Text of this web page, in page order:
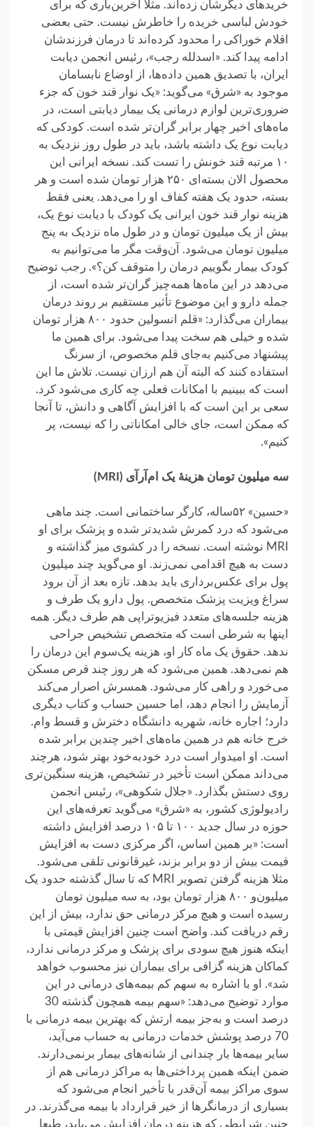
خریدهای دیگرشان زده‌‌اند. مثلا آخرین‌باری که برای
خودش لباسی خریده را خاطرش نیست. حتی بعضی
اقلام خوراکی را محدود کرده‌اند تا درمان فرزندشان
ادامه پیدا کند. «اسدلله رجب»، رئیس انجمن دیابت
ایران، با تصدیق همین داده‌ها، از اوضاع نابسامان
موجود به «شرق» می‌گوید: «یک نوار قند خون که جزء
ضروری‌ترین لوازم درمانی یک بیمار دیابتی است، در
ماه‌های اخیر چهار برابر گران‌تر شده است. کودکی که
دیابت نوع یک داشته باشد، باید در طول روز نزدیک به
۱۰ مرتبه قند خونش را تست کند. نسخه ایرانی این
محصول الان بسته‌ای ۲۵۰ هزار تومان شده است و هر
بسته، حدود یک هفته کفاف او را می‌دهد. یعنی فقط
هزینه نوار قند خون ایرانی یک کودک با دیابت نوع یک،
بیش از یک میلیون تومان و در طول ماه نزدیک به پنج
میلیون تومان می‌شود. آن‌وقت مگر ما می‌توانیم به
کودک بیمار بگوییم درمان را متوقف کن؟». رجب توضیح
می‌دهد در این ماه‌ها همه‌چیز گران‌تر شده است، از
جمله دارو و این موضوع تأثیر مستقیم بر روند درمان
بیماران می‌گذارد: «قلم انسولین حدود ۸۰۰ هزار تومان
شده‌ و خیلی هم سخت پیدا می‌شود. برای همین ما
پیشنهاد می‌کنیم به‌جای قلم مخصوص، از سرنگ
استفاده کنند که البته آن هم ارزان نیست. تلاش ما این
است که ببینیم با امکانات فعلی چه کاری می‌شود کرد.
سعی بر این است که با افزایش آگاهی و دانش، تا آنجا
که ممکن است، جای خالی امکاناتی را که نیست، پر
کنیم».
سه میلیون تومان هزینهٔ یک ام‌آرآی (MRI)
«حسین» ۵۲‌ساله، کارگر ساختمانی است. چند ماهی
می‌شود که درد کمرش شدیدتر شده و پزشک برای او
MRI نوشته است. نسخه را در کشوی میز گذاشته و
دست به هیچ اقدامی نمی‌زند. او می‌گوید چند میلیون
پول برای عکس‌برداری باید بدهد. تازه بعد از آن برود
سراغ ویزیت پزشک متخصص. پول دارو یک طرف و
هزینه جلسه‌های متعدد فیزیوتراپی هم طرف دیگر. همه
اینها به شرطی است که متخصص تشخیص جراحی
ندهد. حقوق یک ماه کار او، هزینه یک‌سوم این درمان را
هم نمی‌دهد. همین می‌شود که هر روز چند قرص مسکن
می‌خورد و راهی کار می‌شود. همسرش اصرار می‌کند
آزمایش را انجام دهد، اما حسین حساب و کتاب دیگری
دارد؛ اجاره خانه، شهریه دانشگاه دخترش و قسط وام.
خرج خانه هم در همین ماه‌های اخیر چندین برابر شده
است. او امیدوار است درد خودبه‌خود بهتر شود، هرچند
می‌داند ممکن است تأخیر در تشخیص، هزینه سنگین‌تری
روی دستش بگذارد. «جلال شکوهی»، رئیس انجمن
رادیولوژی کشور، به «شرق» می‌گوید تعرفه‌های این
حوزه در سال جدید ۱۰۰ تا ۱۰۵ درصد افزایش داشته
است: «بر همین اساس، اگر مرکزی دست به افزایش
قیمت بیش از دو برابر بزند، غیرقانونی تلقی می‌شود.
مثلا هزینه گرفتن تصویر MRI که تا سال گذشته حدود یک
میلیون‌و ۸۰۰ هزار تومان بود، به سه میلیون تومان
رسیده است و هیچ مرکز درمانی حق ندارد، بیش از این
رقم دریافت کند. واضح است چنین افزایش قیمتی با
اینکه هنوز هیچ سودی برای پزشک و مرکز درمانی ندارد،
کماکان هزینه گزافی برای بیماران نیز محسوب خواهد
شد». او با اشاره به سهم کم بیمه‌های درمانی در این
موارد توضیح می‌دهد: «سهم بیمه همچون گذشته 30
درصد است و به‌جز بیمه ارتش که بهترین بیمه درمانی با
70 درصد پوشش خدمات درمانی به حساب می‌آید،
سایر بیمه‌ها بار چندانی از شانه‌های بیمار برنمی‌دارند.
ضمن اینکه‌ همین پرداختی‌ها به مراکز درمانی هم از
سوی مراکز بیمه آن‌قدر با تأخیر انجام می‌شود که
بسیاری از درمانگرها از خیر قرارداد با بیمه می‌گذرند. در
چنین شرایطی که هزینه درمان افزایش می‌یابد، طبعا